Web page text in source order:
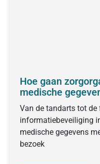
Hoe gaan
medische
Van de tandarts tot
informatiebeveiliging
medische gegevens
bezoek